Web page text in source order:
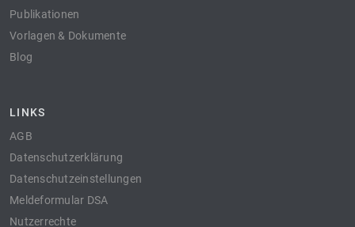
Publikationen
Vorlagen & Dokumente
Blog
LINKS
AGB
Datenschutzerklärung
Datenschutzeinstellungen
Meldeformular DSA
Nutzerrechte